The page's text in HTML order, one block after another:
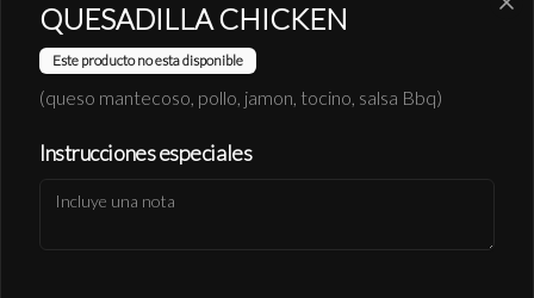
Instagram
Facebook
Mi cuenta
QUESADILLA CHICKEN
Este producto no esta disponible
(queso mantecoso, pollo, jamon, tocino, salsa Bbq)
Instrucciones especiales